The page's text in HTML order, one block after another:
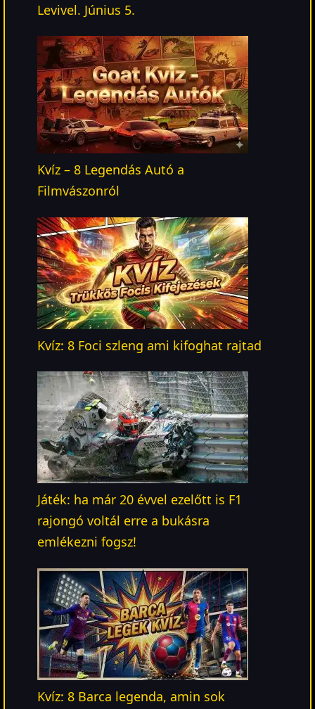
Levivel. Június 5.
Kvíz – 8 Legendás Autó a
Filmvászonról
Kvíz: 8 Foci szleng ami kifoghat rajtad
Játék: ha már 20 évvel ezelőtt is F1
rajongó voltál erre a bukásra
emlékezni fogsz!
Kvíz: 8 Barca legenda, amin sok